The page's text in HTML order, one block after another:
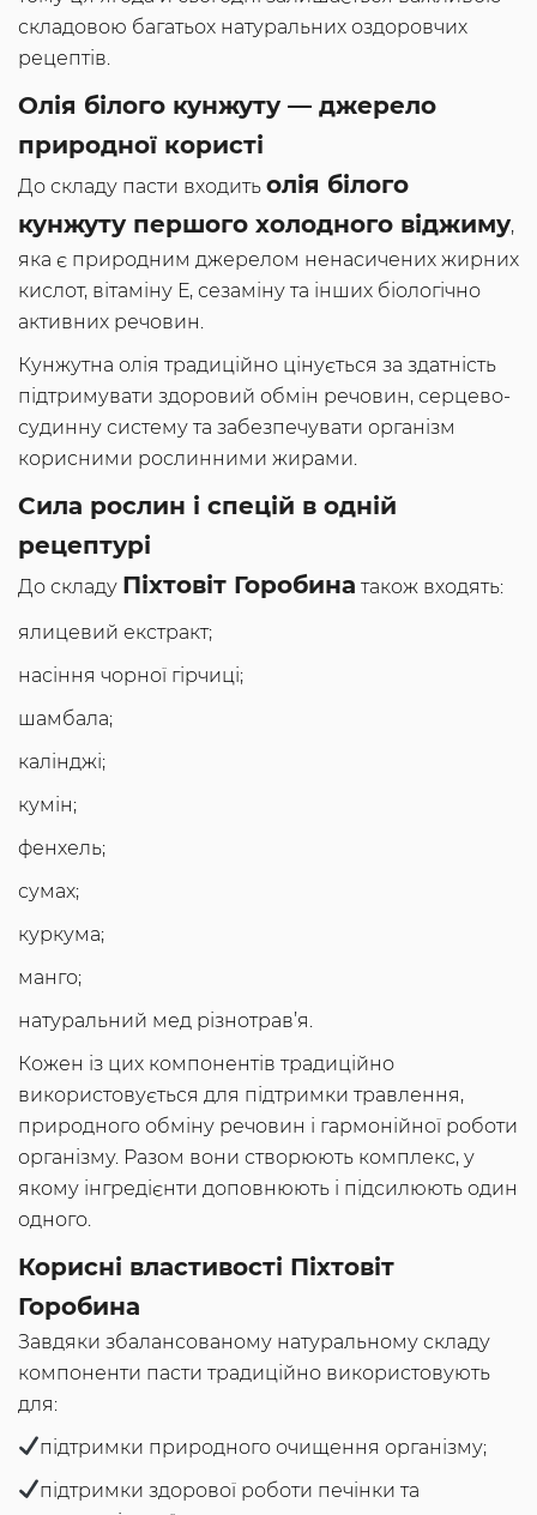
складовою багатьох натуральних оздоровчих
рецептів.
Олія білого кунжуту — джерело
природної користі
До складу пасти входить олія білого
кунжуту першого холодного віджиму,
яка є природним джерелом ненасичених жирних
кислот, вітаміну Е, сезаміну та інших біологічно
активних речовин.
Кунжутна олія традиційно цінується за здатність
підтримувати здоровий обмін речовин, серцево-
судинну систему та забезпечувати організм
корисними рослинними жирами.
Сила рослин і спецій в одній
рецептурі
До складу Піхтовіт Горобина також входять:
ялицевий екстракт;
насіння чорної гірчиці;
шамбала;
калінджі;
кумін;
фенхель;
сумах;
куркума;
манго;
натуральний мед різнотрав’я.
Кожен із цих компонентів традиційно
використовується для підтримки травлення,
природного обміну речовин і гармонійної роботи
організму. Разом вони створюють комплекс, у
якому інгредієнти доповнюють і підсилюють один
одного.
Корисні властивості Піхтовіт
Горобина
Завдяки збалансованому натуральному складу
компоненти пасти традиційно використовують
для:
підтримки природного очищення організму;
підтримки здорової роботи печінки та